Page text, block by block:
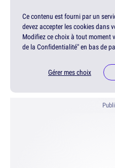
Ce contenu est fourni par un
devez accepter les cookies dans
Modifiez ce choix à tout moment
de la Confidentialité" en bas de
Gérer mes choix